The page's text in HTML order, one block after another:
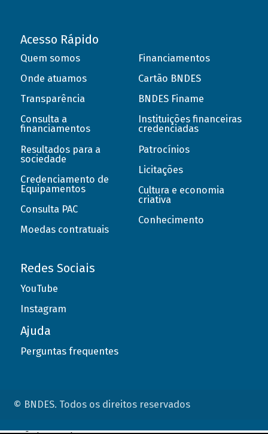
Acesso Rápido
Quem somos
Onde atuamos
Transparência
Consulta a
financiamentos
Resultados para a
sociedade
Credenciamento de
Equipamentos
Consulta PAC
Moedas contratuais
Financiamentos
Cartão BNDES
BNDES Finame
Instituições financeiras
credenciadas
Patrocínios
Licitações
Cultura e economia
criativa
Conhecimento
Redes Sociais
YouTube
Instagram
Ajuda
Perguntas frequentes
© BNDES. Todos os direitos reservados